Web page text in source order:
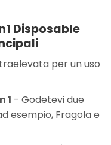
Disposable
per un uso
1 - Godetevi due
esempio, Fragola e